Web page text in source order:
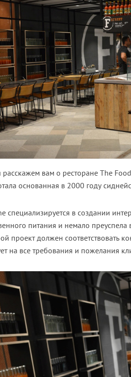
расскажем вам о ресторане The
основанная в 2000 году
специализируется в создании
питания и немало преуспела
проект должен соответствовать
на все требования и пожелания